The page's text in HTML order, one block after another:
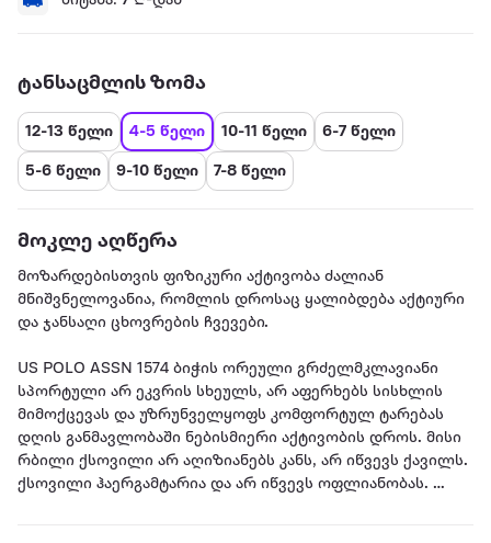
ტანსაცმლის ზომა
12-13 წელი 4-5 წელი 10-11 წელი 6-7 წელი
5-6 წელი 9-10 წელი 7-8 წელი
მოკლე აღწერა
მოზარდებისთვის ფიზიკური აქტივობა ძალიან
მნიშვნელოვანია, რომლის დროსაც ყალიბდება აქტიური
და ჯანსაღი ცხოვრების ჩვევები.
US POLO ASSN 1574 ბიჭის ორეული გრძელმკლავიანი
სპორტული არ ეკვრის სხეულს, არ აფერხებს სისხლის
მიმოქცევას და უზრუნველყოფს კომფორტულ ტარებას
დღის განმავლობაში ნებისმიერი აქტივობის დროს. მისი
რბილი ქსოვილი არ აღიზიანებს კანს, არ იწვევს ქავილს.
ქსოვილი ჰაერგამტარია და არ იწვევს ოფლიანობას.